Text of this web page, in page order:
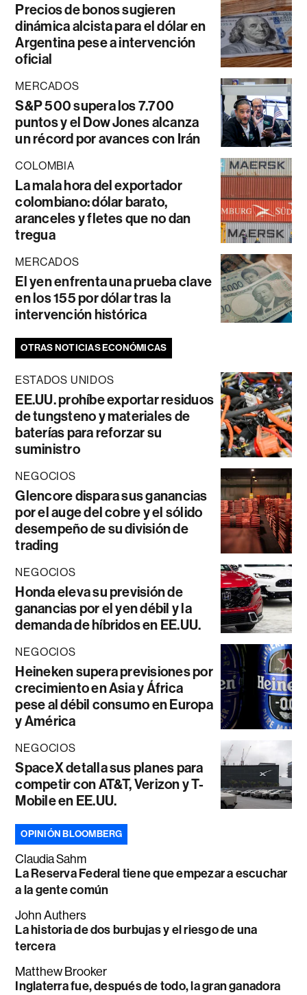
Precios de bonos sugieren
dinámica alcista para el dólar en
Argentina pese a intervención
oficial
MERCADOS
S&P 500 supera los 7.700
puntos y el Dow Jones alcanza
un récord por avances con Irán
COLOMBIA
La mala hora del exportador
colombiano: dólar barato,
aranceles y fletes que no dan
tregua
MERCADOS
El yen enfrenta una prueba clave
en los 155 por dólar tras la
intervención histórica
OTRAS NOTICIAS ECONÓMICAS
ESTADOS UNIDOS
EE.UU. prohíbe exportar residuos
de tungsteno y materiales de
baterías para reforzar su
suministro
NEGOCIOS
Glencore dispara sus ganancias
por el auge del cobre y el sólido
desempeño de su división de
trading
NEGOCIOS
Honda eleva su previsión de
ganancias por el yen débil y la
demanda de híbridos en EE.UU.
NEGOCIOS
Heineken supera previsiones por
crecimiento en Asia y África
pese al débil consumo en Europa
y América
NEGOCIOS
SpaceX detalla sus planes para
competir con AT&T, Verizon y T-
Mobile en EE.UU.
OPINIÓN BLOOMBERG
Claudia Sahm
La Reserva Federal tiene que empezar a escuchar
a la gente común
John Authers
La historia de dos burbujas y el riesgo de una
tercera
Matthew Brooker
Inglaterra fue, después de todo, la gran ganadora